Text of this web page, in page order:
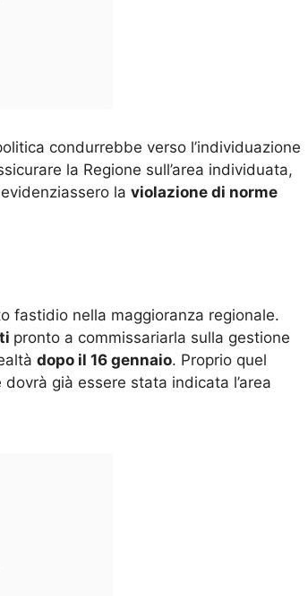
condurrebbe verso l’individuazione
la Regione sull’area individuata,
la violazione di norme
fastidio nella maggioranza regionale.
pronto a commissariarla sulla gestione
dopo il 16 gennaio. Proprio quel
dovrà già essere stata indicata l’area